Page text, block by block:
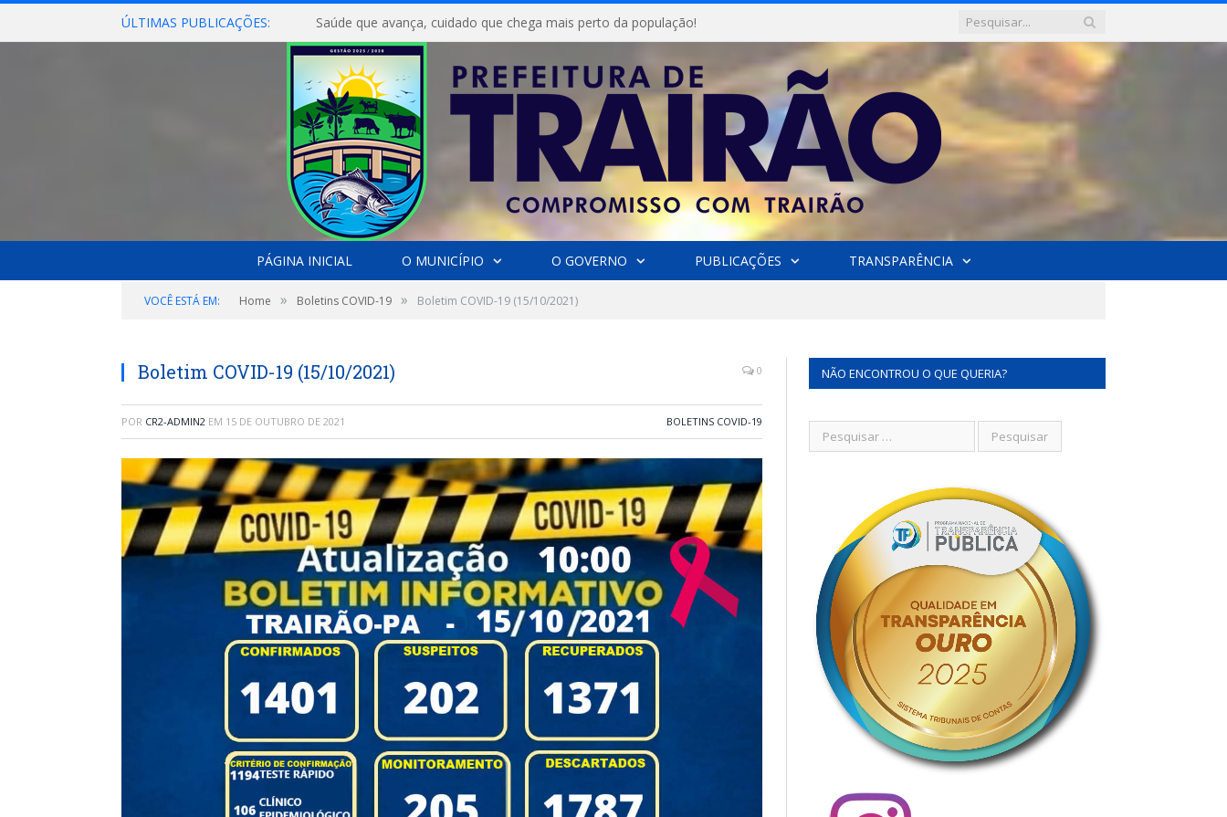
ÚLTIMAS PUBLICAÇÕES: Saúde que avança, cuidado que chega mais perto da população!
PÁGINA INICIAL O MUNICÍPIO O GOVERNO PUBLICAÇÕES TRANSPARÊNCIA
VOCÊ ESTÁ EM: Home » Boletins COVID-19 » Boletim COVID-19 (15/10/2021)
Boletim COVID-19 (15/10/2021) 0
POR CR2-ADMIN2 EM 15 DE OUTUBRO DE 2021 BOLETINS COVID-19
NÃO ENCONTROU O QUE QUERIA?